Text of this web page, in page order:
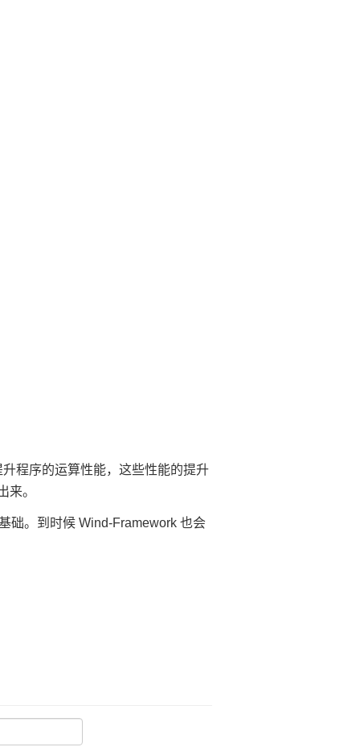
程序的运算性能，这些性能的提升
来。
。到时候 Wind-Framework 也会